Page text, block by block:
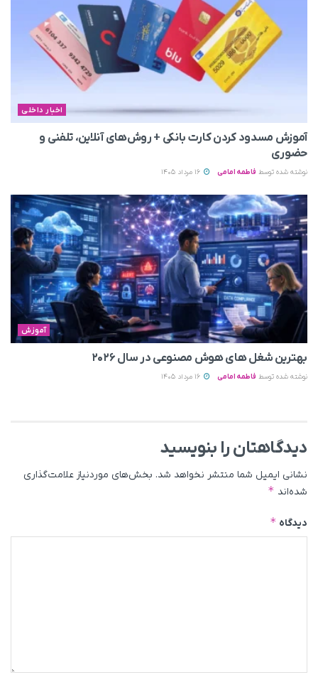
اخبار داخلی
آموزش مسدود کردن کارت بانکی + روش‌های آنلاین، تلفنی و
حضوری
نوشته شده توسط فاطمه امامی
آموزش
بهترین شغل های هوش مصنوعی در سال ۲۰۲۶
نوشته شده توسط فاطمه امامی
دیدگاهتان را بنویسید
نشانی ایمیل شما منتشر نخواهد شد. بخش‌های موردنیاز علامت‌گذاری
شده‌اند *
دیدگاه *